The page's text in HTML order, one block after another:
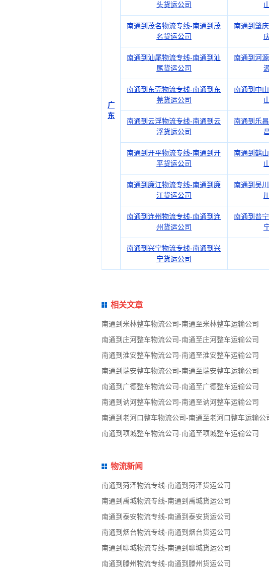
广
东
头货运公司
南通到茂名物流专线-南通到茂
名货运公司
南通到肇
南通到汕尾物流专线-南通到汕
尾货运公司
南通到河
南通到东莞物流专线-南通到东
莞货运公司
南通到中
南通到云浮物流专线-南通到云
浮货运公司
南通到乐
南通到开平物流专线-南通到开
平货运公司
南通到鹤
南通到廉江物流专线-南通到廉
江货运公司
南通到吴
南通到连州物流专线-南通到连
州货运公司
南通到普
南通到兴宁物流专线-南通到兴
宁货运公司
相关文章
南通到米林整车物流公司-南通至米林整车运输公司
南通到庄河整车物流公司-南通至庄河整车运输公司
南通到淮安整车物流公司-南通至淮安整车运输公司
南通到瑞安整车物流公司-南通至瑞安整车运输公司
南通到广德整车物流公司-南通至广德整车运输公司
南通到讷河整车物流公司-南通至讷河整车运输公司
南通到老河口整车物流公司-南通至老河口整车运输公
南通到项城整车物流公司-南通至项城整车运输公司
物流新闻
南通到菏泽物流专线-南通到菏泽货运公司
南通到禹城物流专线-南通到禹城货运公司
南通到泰安物流专线-南通到泰安货运公司
南通到烟台物流专线-南通到烟台货运公司
南通到聊城物流专线-南通到聊城货运公司
南通到滕州物流专线-南通到滕州货运公司